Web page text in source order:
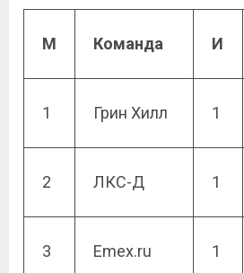
М Команда И
1 Грин Хилл 1
2 ЛКС-Д 1
3 Emex.ru 1